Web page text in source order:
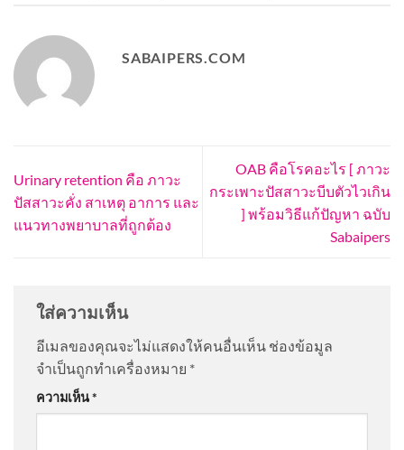
SABAIPERS.COM
Urinary retention คือ ภาวะ
ปัสสาวะคั่ง สาเหตุ อาการ และ
แนวทางพยาบาลที่ถูกต้อง
OAB คือโรคอะไร [ ภาวะ
กระเพาะปัสสาวะบีบตัวไวเกิน
] พร้อมวิธีแก้ปัญหา ฉบับ
Sabaipers
ใส่ความเห็น
อีเมลของคุณจะไม่แสดงให้คนอื่นเห็น ช่องข้อมูล
จำเป็นถูกทำเครื่องหมาย *
ความเห็น*